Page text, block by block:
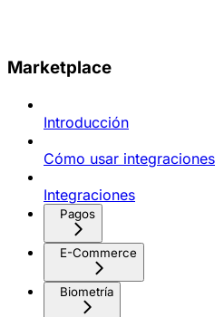
Marketplace
Introducción
Cómo usar integraciones
Integraciones
Pagos
E-Commerce
Biometría